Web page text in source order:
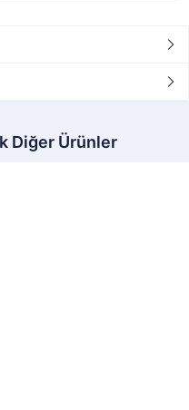
Diğer Ürünler